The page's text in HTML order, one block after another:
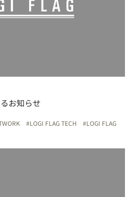
お知らせ
LOGI FLAG TECH LOGI FLAG